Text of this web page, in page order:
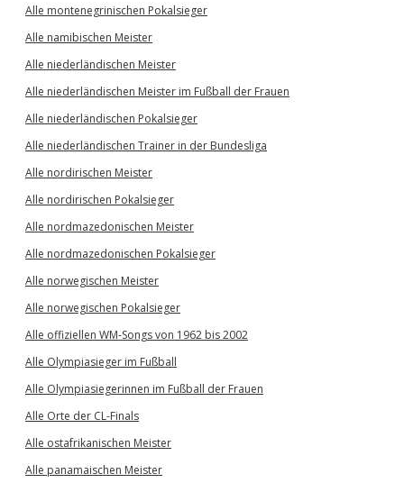
Alle montenegrinischen Pokalsieger
Alle namibischen Meister
Alle niederländischen Meister
Alle niederländischen Meister im Fußball der Frauen
Alle niederländischen Pokalsieger
Alle niederländischen Trainer in der Bundesliga
Alle nordirischen Meister
Alle nordirischen Pokalsieger
Alle nordmazedonischen Meister
Alle nordmazedonischen Pokalsieger
Alle norwegischen Meister
Alle norwegischen Pokalsieger
Alle offiziellen WM-Songs von 1962 bis 2002
Alle Olympiasieger im Fußball
Alle Olympiasiegerinnen im Fußball der Frauen
Alle Orte der CL-Finals
Alle ostafrikanischen Meister
Alle panamaischen Meister